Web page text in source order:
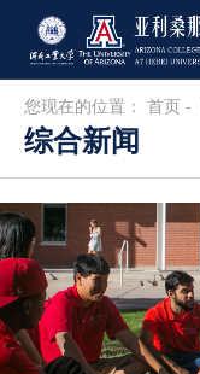
您现在的位置： 首页 -
综合新闻